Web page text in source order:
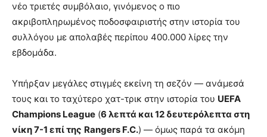
νέο τριετές συμβόλαιο, γινόμενος ο πιο
ακριβοπληρωμένος ποδοσφαιριστής στην ιστορία του
συλλόγου με απολαβές περίπου 400.000 λίρες την
εβδομάδα.
Υπήρξαν μεγάλες στιγμές εκείνη τη σεζόν — ανάμεσά
τους και το ταχύτερο χατ-τρικ στην ιστορία του UEFA
Champions League (6 λεπτά και 12 δευτερόλεπτα στη
νίκη 7-1 επί της Rangers F.C.) — όμως παρά τα ακόμη